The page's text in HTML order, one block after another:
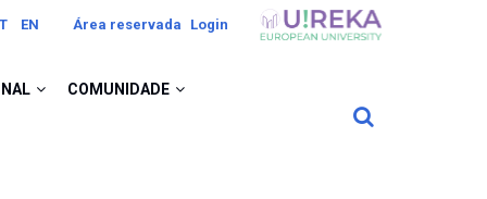
EN Área reservada Login Image
COMUNIDADE